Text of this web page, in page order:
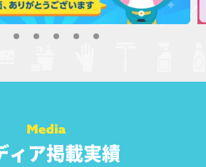
ィア掲載実績